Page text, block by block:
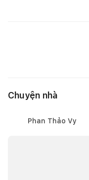
Chuyện nhà
Phan Thảo Vy